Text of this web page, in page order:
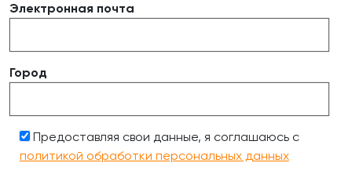
Электронная почта
Город
Предоставляя свои данные, я соглашаюсь с
политикой обработки персональных данных